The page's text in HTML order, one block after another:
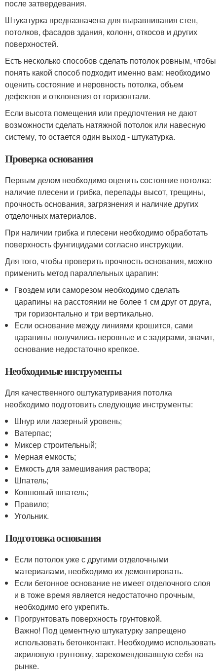
после затвердевания.
Штукатурка предназначена для выравнивания стен,
потолков, фасадов здания, колонн, откосов и других
поверхностей.
Есть несколько способов сделать потолок ровным, чтобы
понять какой способ подходит именно вам: необходимо
оценить состояние и неровность потолка, объем
дефектов и отклонения от горизонтали.
Если высота помещения или предпочтения не дают
возможности сделать натяжной потолок или навесную
систему, то остается один выход - штукатурка.
Проверка основания
Первым делом необходимо оценить состояние потолка:
наличие плесени и грибка, перепады высот, трещины,
прочность основания, загрязнения и наличие других
отделочных материалов.
При наличии грибка и плесени необходимо обработать
поверхность фунгицидами согласно инструкции.
Для того, чтобы проверить прочность основания, можно
применить метод параллельных царапин:
Гвоздем или саморезом необходимо сделать
царапины на расстоянии не более 1 см друг от друга,
три горизонтально и три вертикально.
Если основание между линиями крошится, сами
царапины получились неровные и с задирами, значит,
основание недостаточно крепкое.
Необходимые инструменты
Для качественного оштукатуривания потолка
необходимо подготовить следующие инструменты:
Шнур или лазерный уровень;
Ватерпас;
Миксер строительный;
Мерная емкость;
Емкость для замешивания раствора;
Шпатель;
Ковшовый шпатель;
Правило;
Угольник.
Подготовка основания
Если потолок уже с другими отделочными
материалами, необходимо их демонтировать.
Если бетонное основание не имеет отделочного слоя
и в тоже время является недостаточно прочным,
необходимо его укрепить.
Прогрунтовать поверхность грунтовкой.
Важно! Под цементную штукатурку запрещено
использовать бетонконтакт. Необходимо использовать
акриловую грунтовку, зарекомендовавшую себя на
рынке.